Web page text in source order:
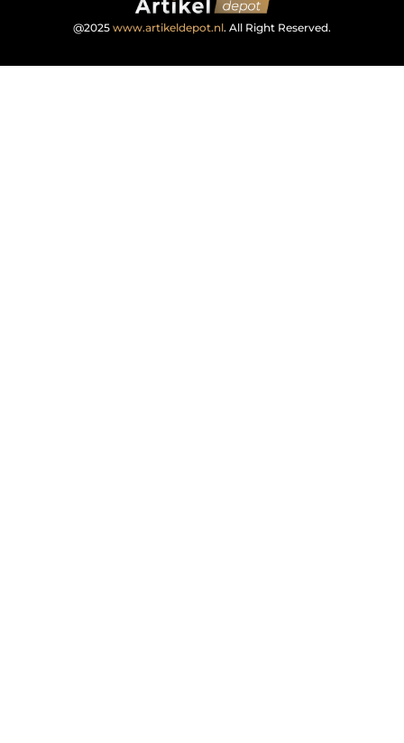
@2025 www.artikeldepot.nl. All Right Reserved.